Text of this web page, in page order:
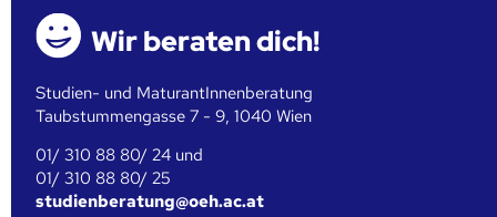
Wir beraten dich!
Studien- und MaturantInnenberatung
Taubstummengasse 7 - 9, 1040 Wien
01/ 310 88 80/ 24 und
01/ 310 88 80/ 25
studienberatung@oeh.ac.at